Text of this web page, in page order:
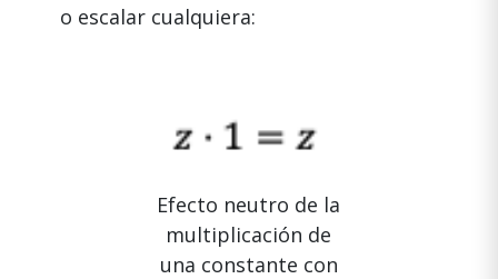
o escalar cualquiera:
Efecto neutro de la
multiplicación de
una constante con